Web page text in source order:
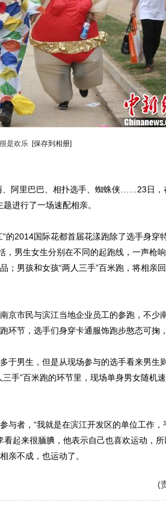
很是欢乐 [保存到相册]
里巴巴、相扑选手、蜘蛛侠……23日，
进行了一场速配相亲。
2014国际花都首届花漾跑除了选手身穿
，男生女生分别在不同的起跑线，一声枪
；男孩和女孩“两人三手”百米跑，将相亲
市民与滨江当地企业员工的参跑，不少
环节，选手们身穿卡通服饰跑步憨态可掬
男生，但是从现场参与的选手看来男生
手”百米跑的环节里，现场单身男女随机
者，“我就是在滨江开发区的单位工作，
起来很腼腆，他表示自己也喜欢运动，
亲不成，也运动了。
(